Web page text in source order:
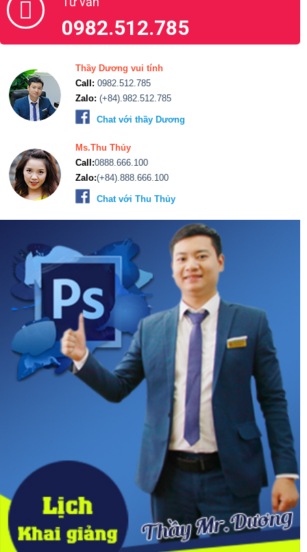
0982.512.785
Thầy Dương vui tính
Call: 0982.512.785
Zalo: (+84).982.512.785
Chat với thầy Dương
Ms.Thu Thủy
Call:0888.666.100
Zalo:(+84).888.666.100
Chat với Thu Thủy